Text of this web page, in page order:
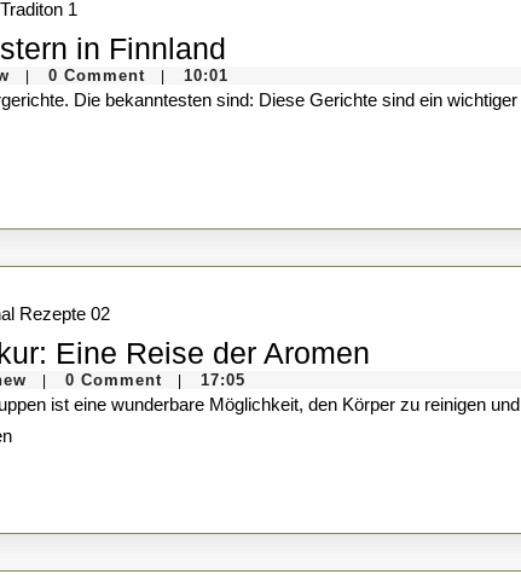
in Finnland
gedeckte
Tisch
in
Finnland
Erik
Esot
van
0 Comment 10:01
Eine Reise der Aromen
Suppenkur:
der
Aromen
Erik
Esot
van
0 Comment 17:05